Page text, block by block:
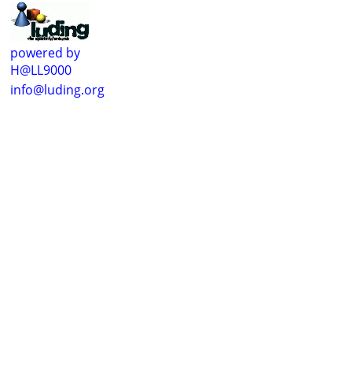
powered by
H@LL9000
info@luding.org